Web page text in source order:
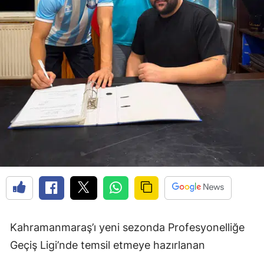
Kahramanmaraş’ı yeni sezonda Profesyonelliğe
Geçiş Ligi’nde temsil etmeye hazırlanan